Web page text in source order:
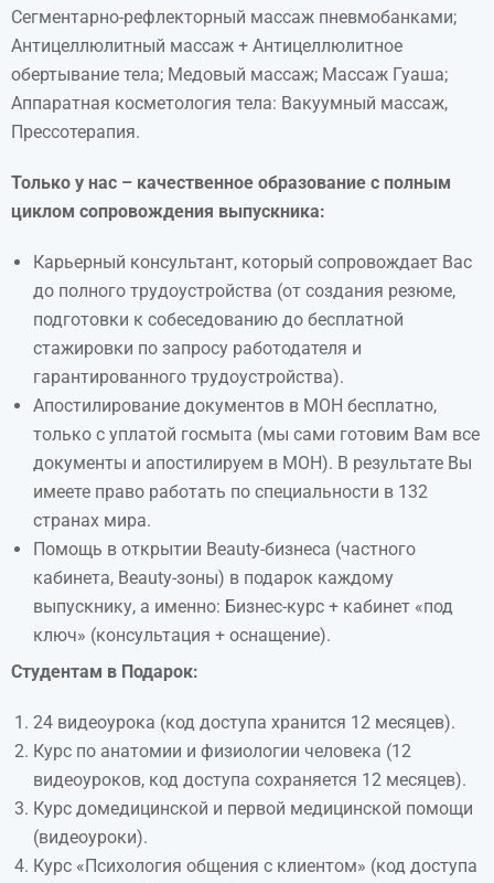
Сегментарно-рефлекторный массаж пневмобанками;
Антицеллюлитный массаж + Антицеллюлитное
обертывание тела; Медовый массаж; Массаж Гуаша;
Аппаратная косметология тела: Вакуумный массаж,
Прессотерапия.
Только у нас – качественное образование с полным
циклом сопровождения выпускника:
Карьерный консультант, который сопровождает Вас
до полного трудоустройства (от создания резюме,
подготовки к собеседованию до бесплатной
стажировки по запросу работодателя и
гарантированного трудоустройства).
Апостилирование документов в МОН бесплатно,
только с уплатой госмыта (мы сами готовим Вам все
документы и апостилируем в МОН). В результате Вы
имеете право работать по специальности в 132
странах мира.
Помощь в открытии Beauty-бизнеса (частного
кабинета, Beauty-зоны) в подарок каждому
выпускнику, а именно: Бизнес-курс + кабинет «под
ключ» (консультация + оснащение).
Студентам в Подарок:
24 видеоурока (код доступа хранится 12 месяцев).
Курс по анатомии и физиологии человека (12
видеоуроков, код доступа сохраняется 12 месяцев).
Курс домедицинской и первой медицинской помощи
(видеоуроки).
Курс «Психология общения с клиентом» (код доступа